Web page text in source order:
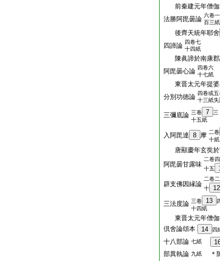
前秦建元年僧伽
法勝阿毘曇論 六卷一
百三紙
後齊天統年耶舍
四諦論 四卷七
十四紙
陳眞諦於南康郡
阿毘曇心論 四卷六
十七紙
東晋太元年提婆
分別功徳論 四卷或
十三紙失
三彌底論 三卷 7
三
十五紙
入阿毘達 8 摩 二卷
十紙
唐顯慶年玄奘於
阿毘曇甘露味
二卷四
十五
辟支佛因縁論
二卷二
十
12
三法度論 三卷 13
十四紙
東晋太元年僧伽
倶舍論頌本
14 四
十八部論 七紙
部異執論 九紙
＊